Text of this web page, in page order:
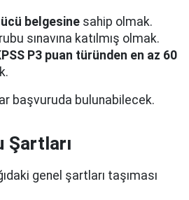
belgesine sahip olmak.
sınavına katılmış olmak.
P3 puan türünden en az 60
başvuruda bulunabilecek.
Şartları
genel şartları taşıması